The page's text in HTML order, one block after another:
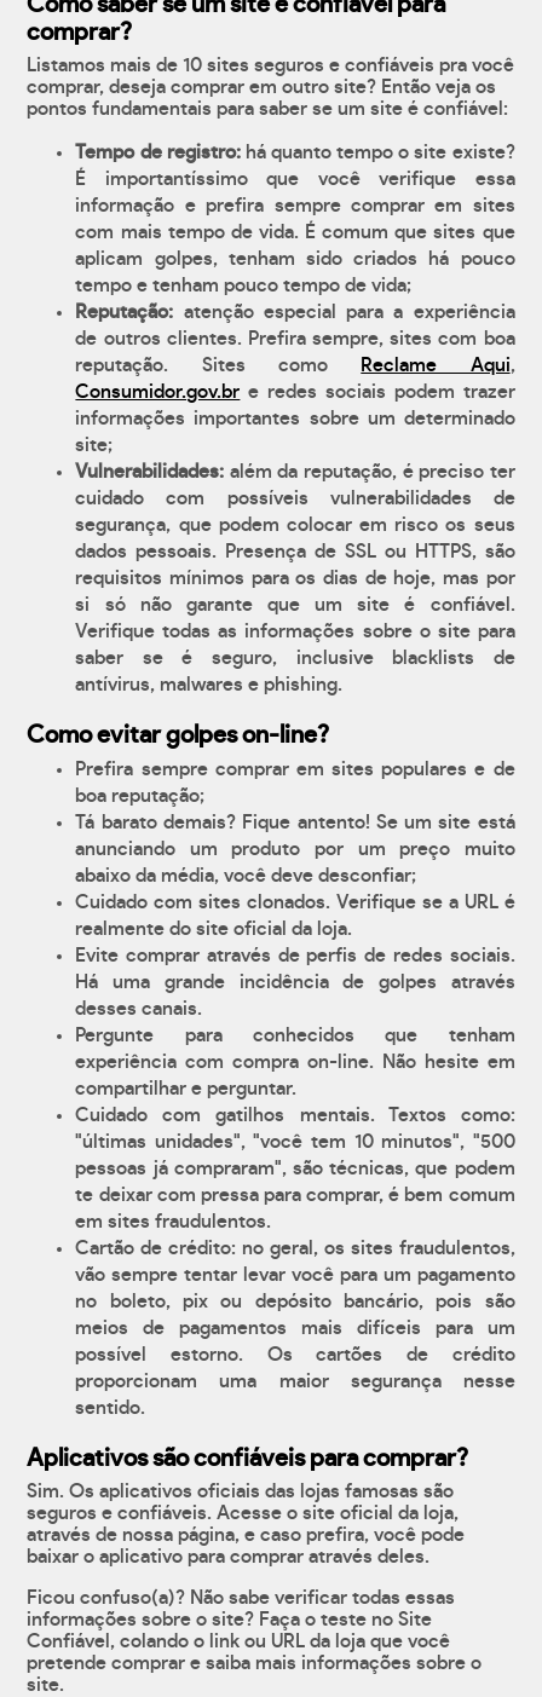
Como saber se um site é confiável para
comprar?
Listamos mais de 10 sites seguros e confiáveis pra você
comprar, deseja comprar em outro site? Então veja os
pontos fundamentais para saber se um site é confiável:
Tempo de registro:há quanto tempo o site existe?
É importantíssimo que você verifique essa
informação e prefira sempre comprar em sites
com mais tempo de vida. É comum que sites que
aplicam golpes, tenham sido criados há pouco
tempo e tenham pouco tempo de vida;
Reputação: atenção especial para a experiência
de outros clientes. Prefira sempre, sites com boa
reputação. Sites como
Reclame Aqui,
Consumidor.gov.br e redes sociais podem trazer
informações importantes sobre um determinado
site;
Vulnerabilidades: além da reputação, é preciso ter
cuidado com possíveis vulnerabilidades de
segurança, que podem colocar em risco os seus
dados pessoais. Presença de SSL ou HTTPS, são
requisitos mínimos para os dias de hoje, mas por
si só não garante que um site é confiável.
Verifique todas as informações sobre o site para
saber se é seguro, inclusive blacklists de
antívirus, malwares e phishing.
Como evitar golpes on-line?
Prefira sempre comprar em sites populares e de
boa reputação;
Tá barato demais? Fique antento! Se um site está
anunciando um produto por um preço muito
abaixo da média, você deve desconfiar;
Cuidado com sites clonados. Verifique se a URL é
realmente do site oficial da loja.
Evite comprar através de perfis de redes sociais.
Há uma grande incidência de golpes através
desses canais.
Pergunte para conhecidos que tenham
experiência com compra on-line. Não hesite em
compartilhar e perguntar.
Cuidado com gatilhos mentais. Textos como:
"últimas unidades", "você tem 10 minutos", "500
pessoas já compraram", são técnicas, que podem
te deixar com pressa para comprar, é bem comum
em sites fraudulentos.
Cartão de crédito: no geral, os sites fraudulentos,
vão sempre tentar levar você para um pagamento
no boleto, pix ou depósito bancário, pois são
meios de pagamentos mais difíceis para um
possível estorno. Os cartões de crédito
proporcionam uma maior segurança nesse
sentido.
Aplicativos são confiáveis para comprar?
Sim. Os aplicativos oficiais das lojas famosas são
seguros e confiáveis. Acesse o site oficial da loja,
através de nossa página, e caso prefira, você pode
baixar o aplicativo para comprar através deles.
Ficou confuso(a)? Não sabe verificar todas essas
informações sobre o site? Faça o teste no Site
Confiável, colando o link ou URL da loja que você
pretende comprar e saiba mais informações sobre o
site.